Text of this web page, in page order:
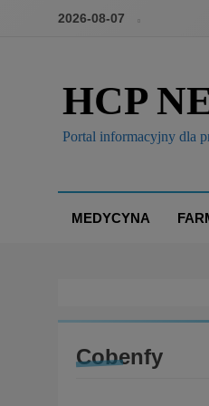
2026-08-07
HCP
Portal informacyjny dla
MEDYCYNA
Cobenfy
BRANŻA: MEDYCYNA